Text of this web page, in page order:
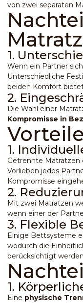
von zwei separaten
1.
Wenn ein Partner
Unterschiedliche
beiden Komfort
2.
Die Wahl einer
Kompromisse in
1.
Getrennte Matratzen
Vorlieben jedes
Kompromisse
2.
Mit zwei Matratzen
wenn einer der
3. Flexible
Einige Bettsysteme
wodurch die
berücksichtigt
1.
Eine physische